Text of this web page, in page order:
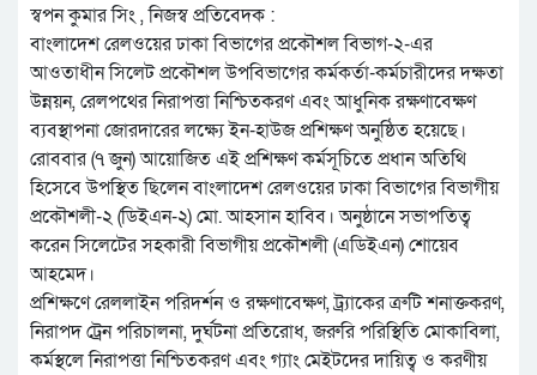
স্বপন কুমার সিং , নিজস্ব প্রতিবেদক :
বাংলাদেশ রেলওয়ের ঢাকা বিভাগের প্রকৌশল বিভাগ-২-এর
আওতাধীন সিলেট প্রকৌশল উপবিভাগের কর্মকর্তা-কর্মচারীদের দক্ষতা
উন্নয়ন, রেলপথের নিরাপত্তা নিশ্চিতকরণ এবং আধুনিক রক্ষণাবেক্ষণ
ব্যবস্থাপনা জোরদারের লক্ষ্যে ইন-হাউজ প্রশিক্ষণ অনুষ্ঠিত হয়েছে।
রোববার (৭ জুন) আয়োজিত এই প্রশিক্ষণ কর্মসূচিতে প্রধান অতিথি
হিসেবে উপস্থিত ছিলেন বাংলাদেশ রেলওয়ের ঢাকা বিভাগের বিভাগীয়
প্রকৌশলী-২ (ডিইএন-২) মো. আহসান হাবিব। অনুষ্ঠানে সভাপতিত্ব
করেন সিলেটের সহকারী বিভাগীয় প্রকৌশলী (এডিইএন) শোয়েব
আহমেদ।
প্রশিক্ষণে রেললাইন পরিদর্শন ও রক্ষণাবেক্ষণ, ট্র্যাকের ত্রুটি শনাক্তকরণ,
নিরাপদ ট্রেন পরিচালনা, দুর্ঘটনা প্রতিরোধ, জরুরি পরিস্থিতি মোকাবিলা,
কর্মস্থলে নিরাপত্তা নিশ্চিতকরণ এবং গ্যাং মেইটদের দায়িত্ব ও করণীয়